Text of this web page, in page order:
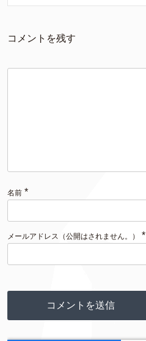
コメントを残す
名前 *
メールアドレス（公開はされません。） *